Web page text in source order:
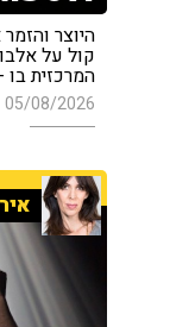
היוצר
המרכזית
05/08/2026